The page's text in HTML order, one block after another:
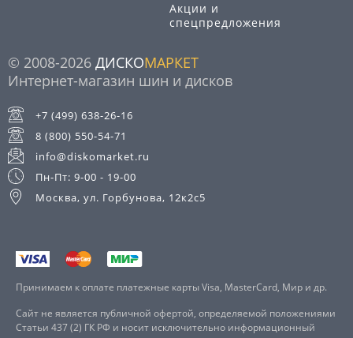
Акции и
спецпредложения
© 2008-2026 ДИСКОМАРКЕТ
Интернет-магазин шин и дисков
+7 (499) 638-26-16
8 (800) 550-54-71
info@diskomarket.ru
Пн-Пт: 9-00 - 19-00
Москва, ул. Горбунова, 12к2с5
Принимаем к оплате платежные карты Visa, MasterCard, Мир и др.
Сайт не является публичной офертой, определяемой положениями
Статьи 437 (2) ГК РФ и носит исключительно информационный